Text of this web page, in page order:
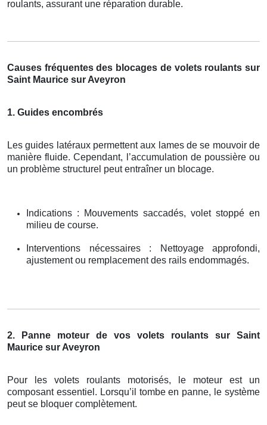
roulants, assurant une réparation durable.
Causes fréquentes des blocages de volets roulants sur
Saint Maurice sur Aveyron
1. Guides encombrés
Les guides latéraux permettent aux lames de se mouvoir de
manière fluide. Cependant, l’accumulation de poussière ou
un problème structurel peut entraîner un blocage.
Indications : Mouvements saccadés, volet stoppé en
milieu de course.
Interventions nécessaires : Nettoyage approfondi,
ajustement ou remplacement des rails endommagés.
2. Panne moteur de vos volets roulants sur Saint
Maurice sur Aveyron
Pour les volets roulants motorisés, le moteur est un
composant essentiel. Lorsqu’il tombe en panne, le système
peut se bloquer complètement.